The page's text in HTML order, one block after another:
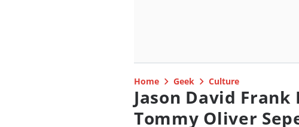
Home Geek Culture
Jason David
Tommy Oliver